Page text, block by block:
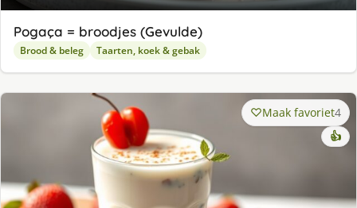
Pogaça = broodjes (Gevulde)
Brood & beleg Taarten, koek & gebak
Maak favoriet4
👍